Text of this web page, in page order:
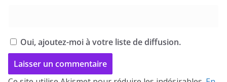
Oui, ajoutez-moi à votre liste de diffusion.